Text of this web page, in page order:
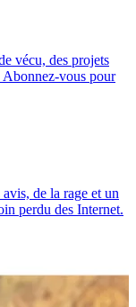
vécu, des projets
Abonnez-vous pour
de la rage et un
perdu des Internet.